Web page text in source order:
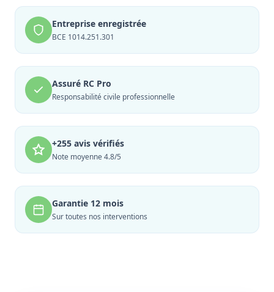
Entreprise enregistrée
BCE 1014.251.301
Assuré RC Pro
Responsabilité civile professionnelle
+255 avis vérifiés
Note moyenne 4.8/5
Garantie 12 mois
Sur toutes nos interventions